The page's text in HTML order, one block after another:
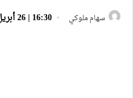
سهام ملوكي 16:30 | 26 أبريل، 2019